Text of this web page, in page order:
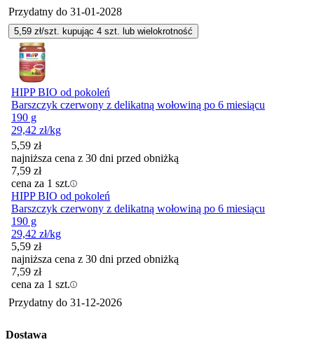
Przydatny do 31-01-2028
5,59 zł/szt. kupując 4 szt. lub wielokrotność
HIPP BIO od pokoleń
Barszczyk czerwony z delikatną wołowiną po 6 miesiącu
190 g
29,42 zł/kg
5,59 zł
najniższa cena z 30 dni przed obniżką
7,59 zł
cena za 1 szt.
HIPP BIO od pokoleń
Barszczyk czerwony z delikatną wołowiną po 6 miesiącu
190 g
29,42 zł/kg
5,59 zł
najniższa cena z 30 dni przed obniżką
7,59 zł
cena za 1 szt.
Przydatny do 31-12-2026
Dostawa